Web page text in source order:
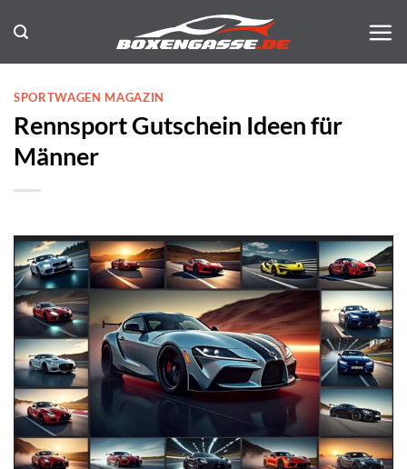
Inhalt
springen
SPORTWAGEN MAGAZIN
Rennsport Gutschein Ideen für
Männer